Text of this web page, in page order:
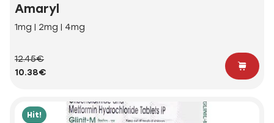
Amaryl
1mg | 2mg | 4mg
12.45€
10.38€
Hit!